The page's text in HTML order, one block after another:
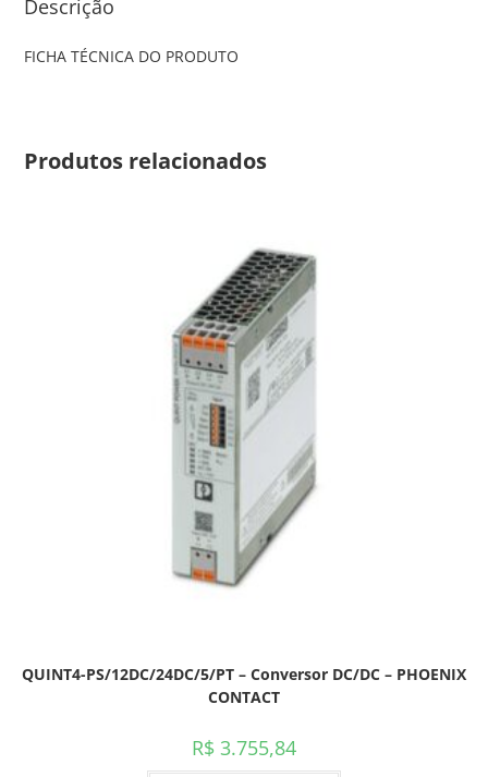
Descrição
FICHA TÉCNICA DO PRODUTO
Produtos relacionados
QUINT4-PS/12DC/24DC/5/PT – Conversor DC/DC – PHOENIX
CONTACT
R$ 3.755,84